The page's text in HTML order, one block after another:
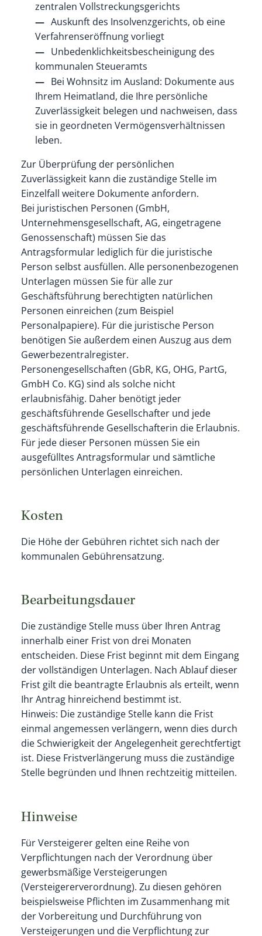
zentralen Vollstreckungsgerichts
Auskunft des Insolvenzgerichts, ob eine
Verfahrenseröffnung vorliegt
Unbedenklichkeitsbescheinigung des
kommunalen Steueramts
Bei Wohnsitz im Ausland: Dokumente aus
Ihrem Heimatland, die Ihre persönliche
Zuverlässigkeit belegen und nachweisen, dass
sie in geordneten Vermögensverhältnissen
leben.
Zur Überprüfung der persönlichen
Zuverlässigkeit kann die zuständige Stelle im
Einzelfall weitere Dokumente anfordern.
Bei juristischen Personen (GmbH,
Unternehmensgesellschaft, AG, eingetragene
Genossenschaft) müssen Sie das
Antragsformular lediglich für die juristische
Person selbst ausfüllen. Alle personenbezogenen
Unterlagen müssen Sie für alle zur
Geschäftsführung berechtigten natürlichen
Personen einreichen (zum Beispiel
Personalpapiere). Für die juristische Person
benötigen Sie außerdem einen Auszug aus dem
Gewerbezentralregister.
Personengesellschaften (GbR, KG, OHG, PartG,
GmbH Co. KG) sind als solche nicht
erlaubnisfähig. Daher benötigt jeder
geschäftsführende Gesellschafter und jede
geschäftsführende Gesellschafterin die Erlaubnis.
Für jede dieser Personen müssen Sie ein
ausgefülltes Antragsformular und sämtliche
persönlichen Unterlagen einreichen.
Kosten
Die Höhe der Gebühren richtet sich nach der
kommunalen Gebührensatzung.
Bearbeitungsdauer
Die zuständige Stelle muss über Ihren Antrag
innerhalb einer Frist von drei Monaten
entscheiden. Diese Frist beginnt mit dem Eingang
der vollständigen Unterlagen. Nach Ablauf dieser
Frist gilt die beantragte Erlaubnis als erteilt, wenn
Ihr Antrag hinreichend bestimmt ist.
Hinweis: Die zuständige Stelle kann die Frist
einmal angemessen verlängern, wenn dies durch
die Schwierigkeit der Angelegenheit gerechtfertigt
ist. Diese Fristverlängerung muss die zuständige
Stelle begründen und Ihnen rechtzeitig mitteilen.
Hinweise
Für Versteigerer gelten eine Reihe von
Verpflichtungen nach der Verordnung über
gewerbsmäßige Versteigerungen
(Versteigererverordnung). Zu diesen gehören
beispielsweise Pflichten im Zusammenhang mit
der Vorbereitung und Durchführung von
Versteigerungen und die Verpflichtung zur